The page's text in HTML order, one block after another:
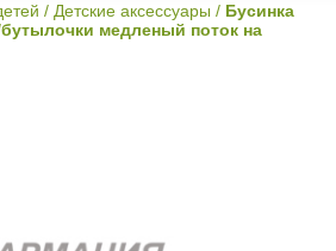
/ Детские аксессуары / Бусинка
медленый поток на